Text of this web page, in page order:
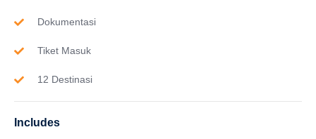
Dokumentasi
Tiket Masuk
12 Destinasi
Includes